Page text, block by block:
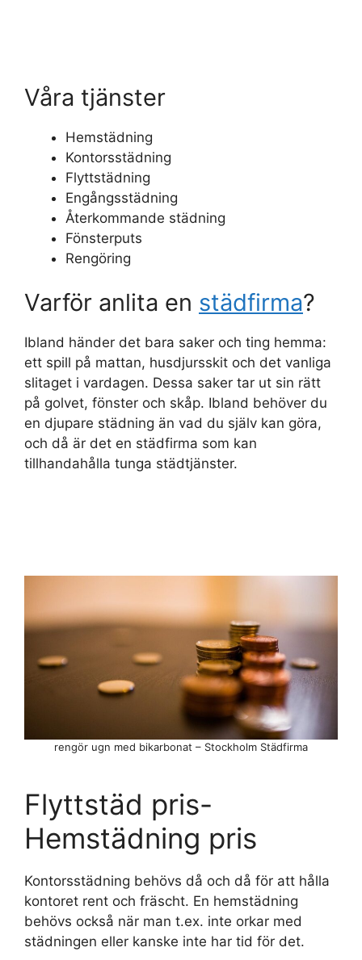
Våra tjänster
Hemstädning
Kontorsstädning
Flyttstädning
Engångsstädning
Återkommande städning
Fönsterputs
Rengöring
Varför anlita en städfirma?
Ibland händer det bara saker och ting hemma:
ett spill på mattan, husdjursskit och det vanliga
slitaget i vardagen. Dessa saker tar ut sin rätt
på golvet, fönster och skåp. Ibland behöver du
en djupare städning än vad du själv kan göra,
och då är det en städfirma som kan
tillhandahålla tunga städtjänster.
rengör ugn med bikarbonat – Stockholm Städfirma
Flyttstäd pris-
Hemstädning pris
Kontorsstädning behövs då och då för att hålla
kontoret rent och fräscht. En hemstädning
behövs också när man t.ex. inte orkar med
städningen eller kanske inte har tid för det.